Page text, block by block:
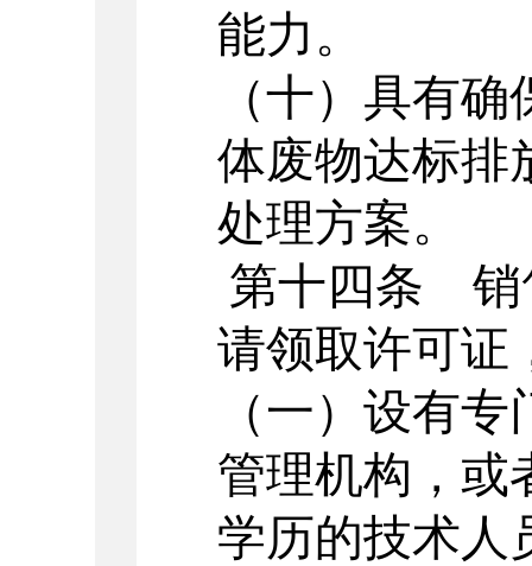
能力。
（十）具有
体废物达标排
处理方案。
第十四条 销
请领取许可证
（一）设有
管理机构，或
学历的技术人